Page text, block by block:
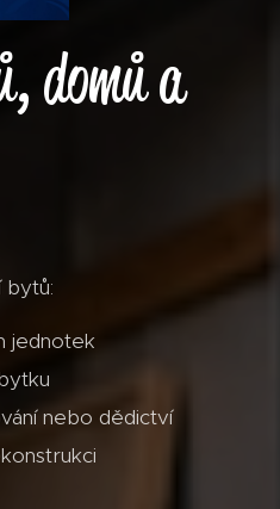
domů a
bytů:
jednotek
nebo dědictví